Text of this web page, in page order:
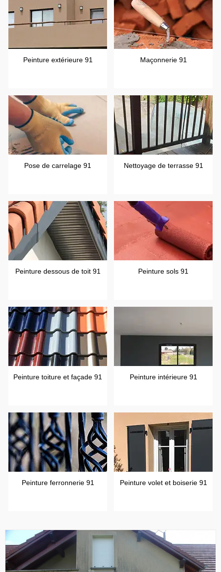
Peinture extérieure 91 Maçonnerie 91
Pose de carrelage 91 Nettoyage de terrasse 91
Peinture dessous de toit 91 Peinture sols 91
Peinture toiture et façade 91 Peinture intérieure 91
Peinture ferronnerie 91 Peinture volet et boiserie 91